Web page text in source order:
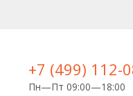
+7 (499) 112-
Пн—Пт 09:00—18:00